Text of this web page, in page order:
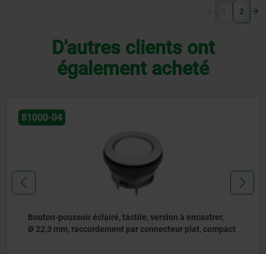
1 (current)
2
D'autres clients ont
également acheté
81000-04
Bouton-poussoir éclairé, tactile, version à encastrer,
Ø 22,3 mm, raccordement par connecteur plat, compact